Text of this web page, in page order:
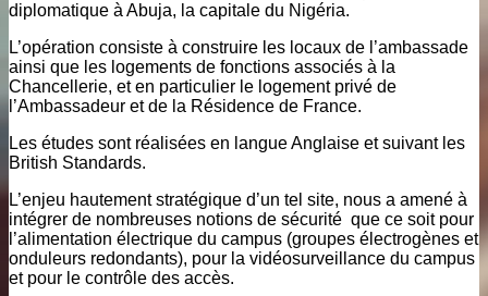
diplomatique à Abuja, la capitale du Nigéria.
L’opération consiste à construire les locaux de l’ambassade
ainsi que les logements de fonctions associés à la
Chancellerie, et en particulier le logement privé de
l’Ambassadeur et de la Résidence de France.
Les études sont réalisées en langue Anglaise et suivant les
British Standards.
L’enjeu hautement stratégique d’un tel site, nous a amené à
intégrer de nombreuses notions de sécurité que ce soit pour
l’alimentation électrique du campus (groupes électrogènes et
onduleurs redondants), pour la vidéosurveillance du campus
et pour le contrôle des accès.